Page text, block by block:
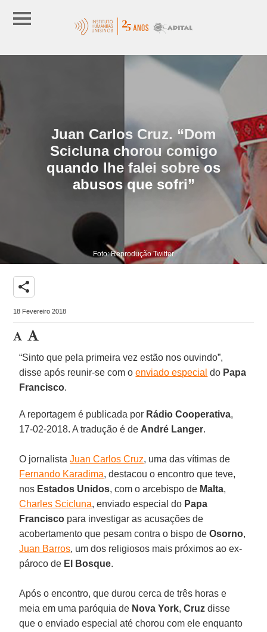
Juan Carlos Cruz. “Dom
Scicluna chorou comigo
quando lhe falei sobre os
abusos que sofri”
Foto: Reprodução Twitter
share
18 Fevereiro 2018
“Sinto que pela primeira vez estão nos ouvindo”,
disse após reunir-se com oenviado especial do Papa
Francisco.
A reportagem é publicada por Rádio Cooperativa,
17-02-2018. A tradução é de André Langer.
O jornalistaJuan Carlos Cruz, uma das vítimas de
Fernando Karadima, destacou o encontro que teve,
nos Estados Unidos, com o arcebispo de Malta,
Charles Scicluna, enviado especial do Papa
Francisco para investigar as acusações de
acobertamento que pesam contra o bispo deOsorno,
Juan Barros, um dos religiosos mais próximos ao ex-
pároco de El Bosque.
Após o encontro, que durou cerca de três horas e
meia em uma paróquia de Nova York,Cruz disse
que o enviado especial até chorou com ele enquanto